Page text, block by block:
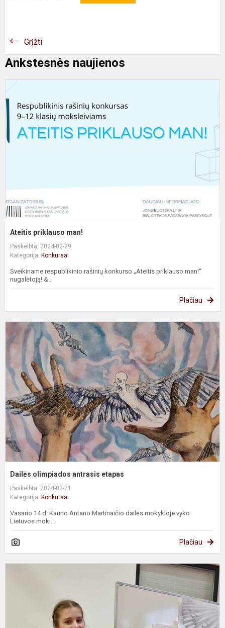
Grįžti
Ankstesnės naujienos
Ateitis priklauso man!
Paskelbta: 2024-02-29
Kategorija: Konkursai
Sveikiname respublikinio rašinių konkurso „Ateitis priklauso man!“
nugalėtoją! &...
Plačiau
Dailės olimpiados antrasis etapas
Paskelbta: 2024-02-21
Kategorija: Konkursai
Vasario 14 d. Kauno Antano Martinaičio dailės mokykloje vyko
Lietuvos moki...
Plačiau